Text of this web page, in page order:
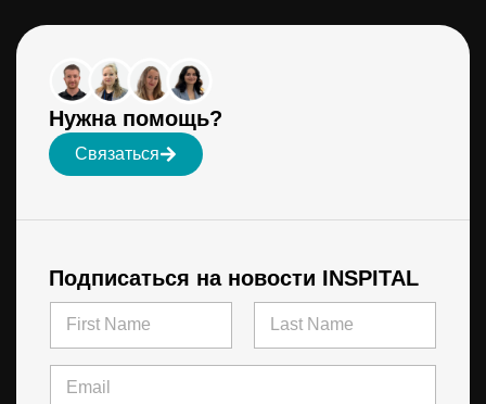
Нужна помощь?
Связаться
Подписаться на новости INSPITAL
m